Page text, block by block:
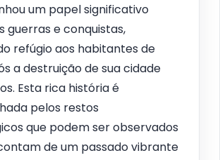
um papel significativo
guerras e conquistas,
refúgio aos habitantes de
a destruição de sua cidade
Esta rica história é
pelos restos
que podem ser observados
de um passado vibrante